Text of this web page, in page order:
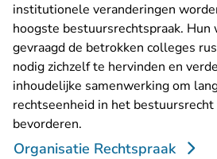
institutionele veranderingen
hoogste bestuursrechtspraak. Hun
gevraagd de betrokken colleges
nodig zichzelf te hervinden en
inhoudelijke samenwerking om
rechtseenheid in het
bevorderen.
Organisatie Rechtspraak